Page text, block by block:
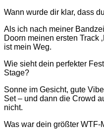
Wann wurde dir klar, dass
Als ich nach meiner
Doorn meinen ersten Track
ist mein Weg.
Wie sieht dein perfekter
Stage?
Sonne im Gesicht, gute
Set – und dann die Crowd
nicht.
Was war dein größter WTF-